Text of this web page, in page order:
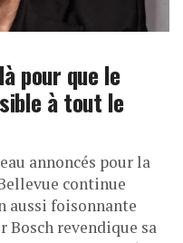
pour que le
à tout le
annoncés pour la
continue
aussi foisonnante
Bosch revendique sa